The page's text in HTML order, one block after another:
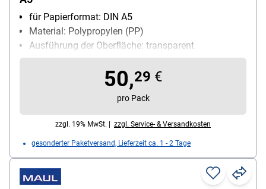
für Papierformat: DIN A5
Material: Polypropylen (PP)
Ausführung der Oberfläche: transparent
50,29 €
pro Pack
zzgl. 19% MwSt. | zzgl. Service- & Versandkosten
gesonderter Paketversand, Lieferzeit ca. 1 - 2 Tage